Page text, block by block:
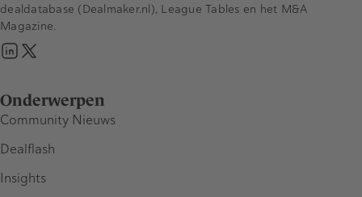
Onderwerpen
Community Nieuws
Dealflash
Insights
dealdatabase (Dealmaker.nl), League Tables en het M&A
Magazine.